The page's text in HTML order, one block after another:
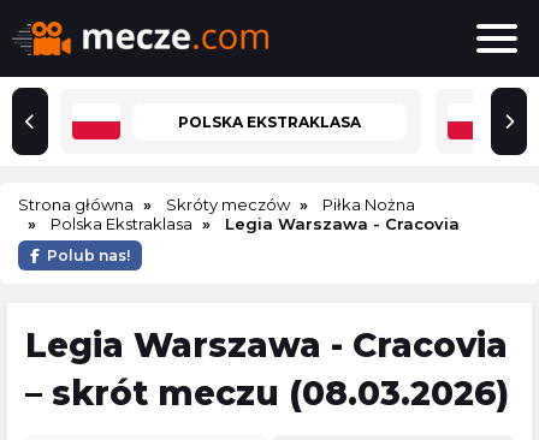
POLSKA EKSTRAKLASA
Strona główna Skróty meczów
Piłka Nożna
Polska Ekstraklasa
Legia Warszawa - Cracovia
Polub nas!
Legia Warszawa - Cracovia
– skrót meczu (08.03.2026)